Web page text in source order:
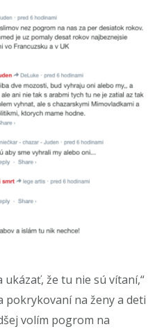
že tu nie sú vítaní,“
pokrykovaní na ženy a deti
volím pogrom na